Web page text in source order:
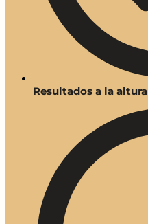
Resultados a la altura